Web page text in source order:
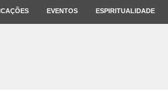
EVENTOS ESPIRITUALIDADE